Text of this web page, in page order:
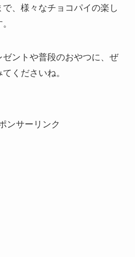
、様々なチョコパイの楽し
ントや普段のおやつに、ぜ
くださいね。
ンサーリンク